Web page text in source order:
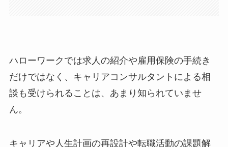
ハローワークでは求人の紹介や雇用保険の手続き
だけではなく、キャリアコンサルタントによる相
談も受けられることは、あまり知られていませ
ん。
キャリアや人生計画の再設計や転職活動の課題解